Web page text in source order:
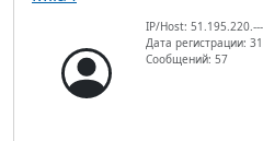
IP/Host: 51.195.220.---
Дата регистрации:
Сообщений: 57